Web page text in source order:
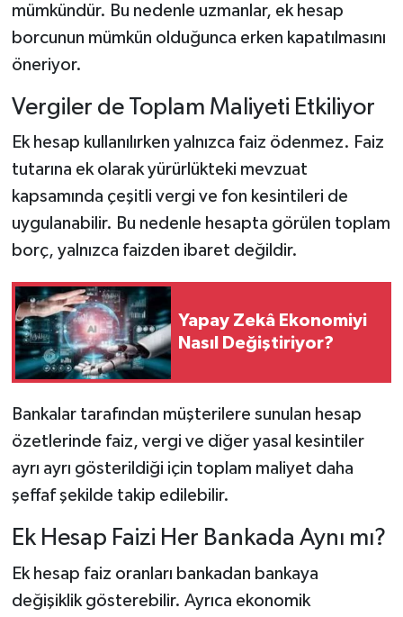
mümkündür. Bu nedenle uzmanlar, ek hesap
borcunun mümkün olduğunca erken kapatılmasını
öneriyor.
Vergiler de Toplam Maliyeti Etkiliyor
Ek hesap kullanılırken yalnızca faiz ödenmez. Faiz
tutarına ek olarak yürürlükteki mevzuat
kapsamında çeşitli vergi ve fon kesintileri de
uygulanabilir. Bu nedenle hesapta görülen toplam
borç, yalnızca faizden ibaret değildir.
Yapay Zekâ Ekonomiyi
Nasıl Değiştiriyor?
Bankalar tarafından müşterilere sunulan hesap
özetlerinde faiz, vergi ve diğer yasal kesintiler
ayrı ayrı gösterildiği için toplam maliyet daha
şeffaf şekilde takip edilebilir.
Ek Hesap Faizi Her Bankada Aynı mı?
Ek hesap faiz oranları bankadan bankaya
değişiklik gösterebilir. Ayrıca ekonomik